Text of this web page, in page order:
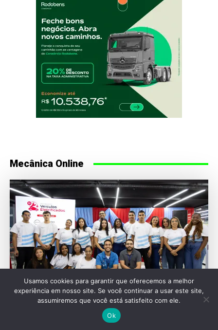
Mecânica Online
Usamos cookies para garantir que oferecemos a melhor
experiência em nosso site. Se você continuar a usar este site,
assumiremos que você está satisfeito com ele.
Ok